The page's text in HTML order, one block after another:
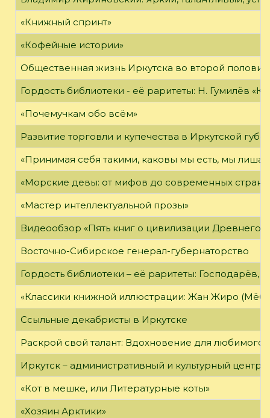
«Книжный спринт»
«Кофейные истории»
Общественная жизнь Иркутска во второй
Гордость библиотеки - её раритеты: Н. Гумилёв
«Почемучкам обо всём»
Развитие торговли и купечества в Иркутской
«Принимая себя такими, каковы мы есть, мы
«Морские девы: от мифов до современных
«Мастер интеллектуальной прозы»
Видеообзор «Пять книг о цивилизации Древнего
Восточно-Сибирское генерал-губернаторство
Гордость библиотеки – её раритеты:
«Классики книжной иллюстрации: Жан Жиро
Ссыльные декабристы в Иркутске
Раскрой свой талант: Вдохновение для любимого
Иркутск – административный и культурный центр
«Кот в мешке, или Литературные коты»
«Хозяин Арктики»